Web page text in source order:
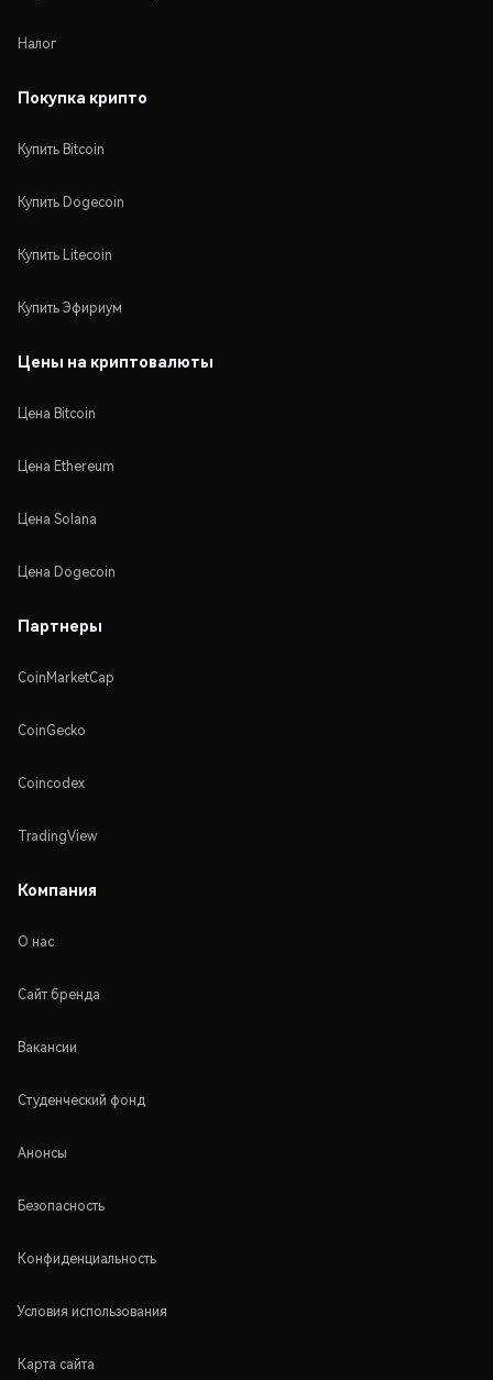
Налог
Покупка крипто
Купить Bitcoin
Купить Dogecoin
Купить Litecoin
Купить Эфириум
Цены на криптовалюты
Цена Bitcoin
Цена Ethereum
Цена Solana
Цена Dogecoin
Партнеры
CoinMarketCap
CoinGecko
Coincodex
TradingView
Компания
О нас
Сайт бренда
Вакансии
Студенческий фонд
Анонсы
Безопасность
Конфиденциальность
Условия использования
Карта сайта